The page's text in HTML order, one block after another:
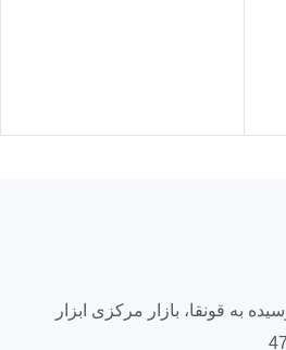
،نرسیده به قونقا، بازار مرکزی ابزار